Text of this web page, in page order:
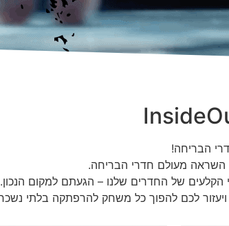
הבריחה!
השראה מעולם חדרי הבריחה.
הקלעים של החדרים שלנו – הגעתם למקום הנכון.